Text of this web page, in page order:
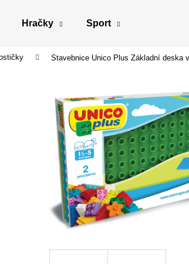
Hračky Sport
Stavebnice Unico Plus Základní deska
Co potřebujete
Doporučujeme